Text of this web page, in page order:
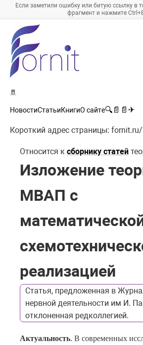
Если заметили ошибку или битую ссылку в
фрагмент и нажмите
🚪
НовостиСтатьиКнигиО сайте🔍 📄 📄 ✈
Короткий адрес страницы:
Относится к сборнику статей
Изложение
МВАП с
реализацией
Статья, предложенная в
нервной деятельности им И.
отклоненная редколлегией.
Актуальность. В современных